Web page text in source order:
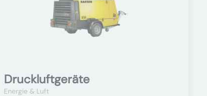
Druckluftgeräte
Energie & Luft